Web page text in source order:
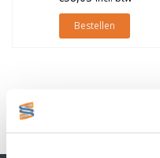
Bestellen